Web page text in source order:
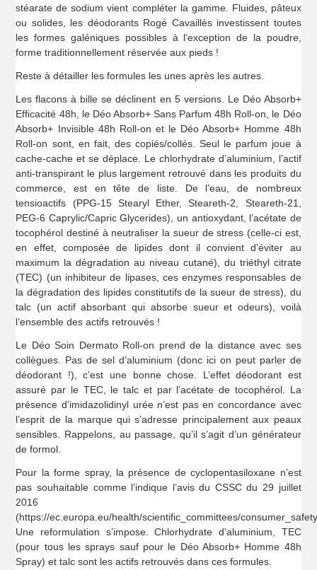
stéarate de sodium vient compléter la gamme. Fluides, pâteux
ou solides, les déodorants Rogé Cavaillès investissent toutes
les formes galéniques possibles à l’exception de la poudre,
forme traditionnellement réservée aux pieds !
Reste à détailler les formules les unes après les autres.
Les flacons à bille se déclinent en 5 versions. Le Déo Absorb+
Efficacité 48h, le Déo Absorb+ Sans Parfum 48h Roll-on, le Déo
Absorb+ Invisible 48h Roll-on et le Déo Absorb+ Homme 48h
Roll-on sont, en fait, des copiés/collés. Seul le parfum joue à
cache-cache et se déplace. Le chlorhydrate d’aluminium, l’actif
anti-transpirant le plus largement retrouvé dans les produits du
commerce, est en tête de liste. De l’eau, de nombreux
tensioactifs (PPG-15 Stearyl Ether, Steareth-2, Steareth-21,
PEG-6 Caprylic/Capric Glycerides), un antioxydant, l’acétate de
tocophérol destiné à neutraliser la sueur de stress (celle-ci est,
en effet, composée de lipides dont il convient d’éviter au
maximum la dégradation au niveau cutané), du triéthyl citrate
(TEC) (un inhibiteur de lipases, ces enzymes responsables de
la dégradation des lipides constitutifs de la sueur de stress), du
talc (un actif absorbant qui absorbe sueur et odeurs), voilà
l’ensemble des actifs retrouvés !
Le Déo Soin Dermato Roll-on prend de la distance avec ses
collègues. Pas de sel d’aluminium (donc ici on peut parler de
déodorant !), c’est une bonne chose. L’effet déodorant est
assuré par le TEC, le talc et par l’acétate de tocophérol. La
présence d’imidazolidinyl urée n’est pas en concordance avec
l’esprit de la marque qui s’adresse principalement aux peaux
sensibles. Rappelons, au passage, qu’il s’agit d’un générateur
de formol.
Pour la forme spray, la présence de cyclopentasiloxane n’est
pas souhaitable comme l’indique l’avis du CSSC du 29 juillet
2016
(https://ec.europa.eu/health/scientific_committees/
Une reformulation s’impose. Chlorhydrate d’aluminium, TEC
(pour tous les sprays sauf pour le Déo Absorb+ Homme 48h
Spray) et talc sont les actifs retrouvés dans ces formules.